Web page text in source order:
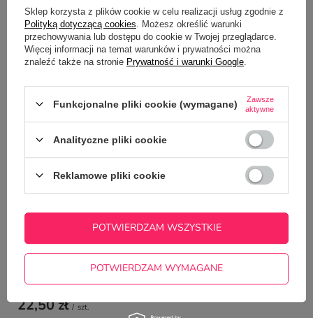
Zadaj pytanie a my odpowiemy
niezwłocznie, najciekawsze pytania i
odpowiedzi publikując dla innych.
ZADAJ PYTANIE
NAJCZĘŚCIEJ KUPOWANE Z
TYM TOWAREM
Kubek CLASSIC z Twoim własnym nadrukiem
22,50 zł / szt.
Zestaw kubków z
39,00 zł
Sklep korzysta z plików cookie w celu realizacji usług zgodnie z
Polityką dotyczącą cookies . Możesz określić warunki
przechowywania lub dostępu do cookie w Twojej przeglądarce.
Więcej informacji na temat warunków i prywatności można
znaleźć także na stronie Prywatność i warunki Google
Funkcjonalne pliki cookie (wymagane)
Zawsze
aktywne
Analityczne pliki cookie
Reklamowe pliki cookie
POTWIERDZAM WYMAGANE
POTWIERDZAM WSZYSTKIE